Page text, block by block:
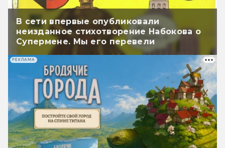
В сети впервые опубликовали
неизданное стихотворение Набокова о
Супермене. Мы его перевели
РЕКЛАМА